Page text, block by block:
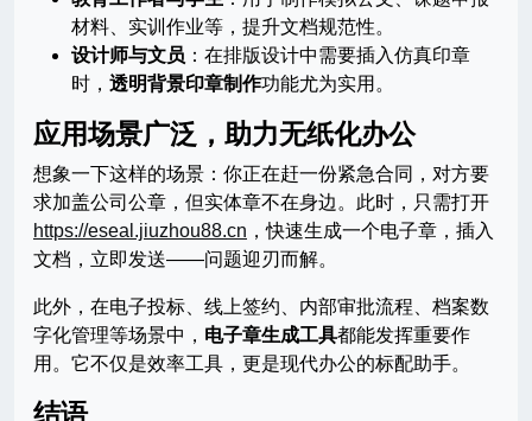
材料、实训作业等，提升文档规范性。
设计师与文员 ：在排版设计中需要插入仿真印章
时， 透明背景印章制作功能尤为实用。
应用场景广泛，助力无纸化办公
想象一下这样的场景：你正在赶一份紧急合同，对方要
求加盖公司公章，但实体章不在身边。此时，只需打开
https://eseal.jiuzhou88.cn ，快速生成一个电子章，插入
文档，立即发送——问题迎刃而解。
此外，在电子投标、线上签约、内部审批流程、档案数
字化管理等场景中， 电子章生成工具都能发挥重要作
用。它不仅是效率工具，更是现代办公的标配助手。
结语